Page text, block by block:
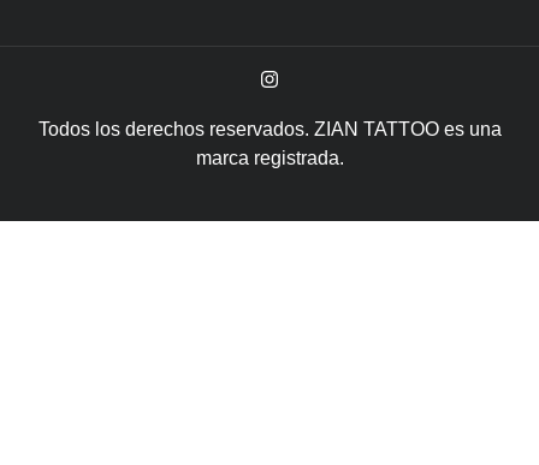
Todos los derechos reservados. ZIAN TATTOO es una
marca registrada.